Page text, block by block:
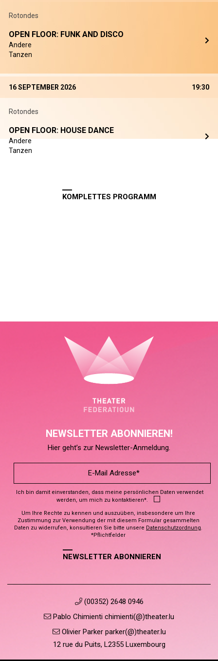
Rotondes
OPEN FLOOR: FUNK AND DISCO
Andere
Tanzen
16 SEPTEMBER 2026 19:30
Rotondes
OPEN FLOOR: HOUSE DANCE
Andere
Tanzen
KOMPLETTES PROGRAMM
NEWSLETTER ABONNIEREN!
Hier geht’s zur Newsletter-Anmeldung.
Ich bin damit einverstanden, dass meine persönlichen Daten verwendet
werden, um mich zu kontaktieren*.
Um Ihre Rechte zu kennen und auszuüben, insbesondere um Ihre
Zustimmung zur Verwendung der mit diesem Formular gesammelten
Daten zu widerrufen, konsultieren Sie bitte unsere Datenschutzordnung.
*Pflichtfelder
NEWSLETTER ABONNIEREN
(00352) 2648 0946
Pablo Chimienti chimienti(@)theater.lu
Olivier Parker parker(@)theater.lu
12 rue du Puits, L2355 Luxembourg